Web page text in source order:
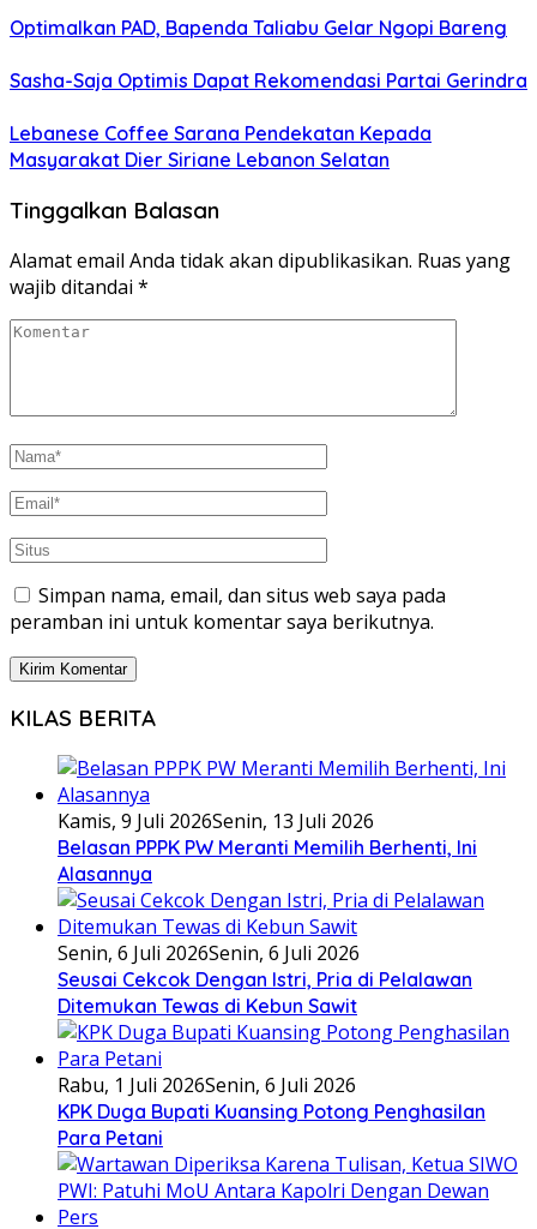
Optimalkan PAD, Bapenda Taliabu Gelar Ngopi Bareng
Sasha-Saja Optimis Dapat Rekomendasi Partai Gerindra
Lebanese Coffee Sarana Pendekatan Kepada
Masyarakat Dier Siriane Lebanon Selatan
Tinggalkan Balasan
Alamat email Anda tidak akan dipublikasikan. Ruas yang
wajib ditandai *
Simpan nama, email, dan situs web saya pada
peramban ini untuk komentar saya berikutnya.
KILAS BERITA
Kamis, 9 Juli 2026Senin, 13 Juli 2026
Belasan PPPK PW Meranti Memilih Berhenti, Ini
Alasannya
Senin, 6 Juli 2026Senin, 6 Juli 2026
Seusai Cekcok Dengan Istri, Pria di Pelalawan
Ditemukan Tewas di Kebun Sawit
Rabu, 1 Juli 2026Senin, 6 Juli 2026
KPK Duga Bupati Kuansing Potong Penghasilan
Para Petani